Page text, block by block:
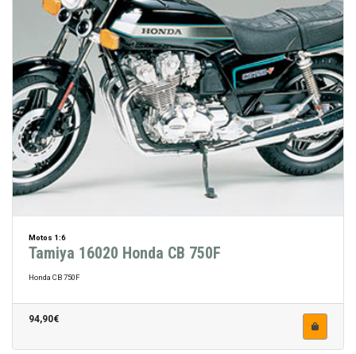
Motos 1:6
Tamiya 16020 Honda CB 750F
Honda CB 750F
94,90€